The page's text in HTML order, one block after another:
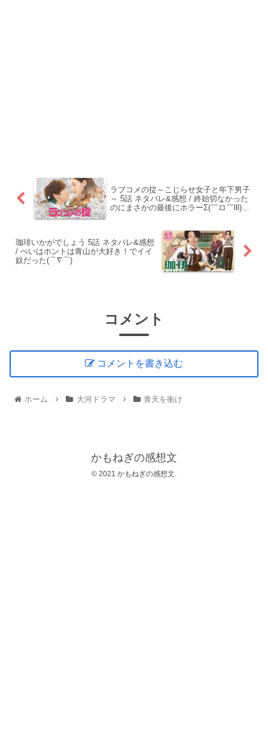
ラブコメの掟～こじらせ女子と年下男子
～ 5話 ネタバレ&感想 / 終始切なかった
のにまさかの最後にホラーΣ(￣ロ￣lll)な
珈琲いかがでしょう 5話 ネタバレ&感想
/ ぺいはホントは青山が大好き！でイイ
奴だった(⌒∇⌒)
コメント
コメントを書き込む
ホーム 大河ドラマ 青天を衝け
かもねぎの感想文
© 2021 かもねぎの感想文.